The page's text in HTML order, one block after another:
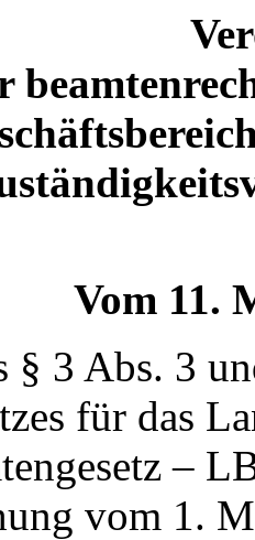
Vom 11.
3 Abs. 3
für das
–
vom 1.